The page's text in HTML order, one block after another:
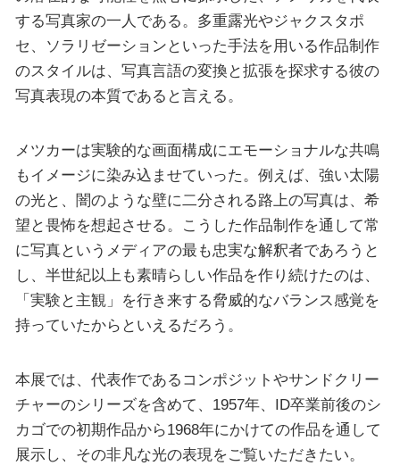
する写真家の一人である。多重露光やジャクスタポ
セ、ソラリゼーションといった手法を用いる作品制作
のスタイルは、写真言語の変換と拡張を探求する彼の
写真表現の本質であると言える。
メツカーは実験的な画面構成にエモーショナルな共鳴
もイメージに染み込ませていった。例えば、強い太陽
の光と、闇のような壁に二分される路上の写真は、希
望と畏怖を想起させる。こうした作品制作を通して常
に写真というメディアの最も忠実な解釈者であろうと
し、半世紀以上も素晴らしい作品を作り続けたのは、
「実験と主観」を行き来する脅威的なバランス感覚を
持っていたからといえるだろう。
本展では、代表作であるコンポジットやサンドクリー
チャーのシリーズを含めて、1957年、ID卒業前後のシ
カゴでの初期作品から1968年にかけての作品を通して
展示し、その非凡な光の表現をご覧いただきたい。